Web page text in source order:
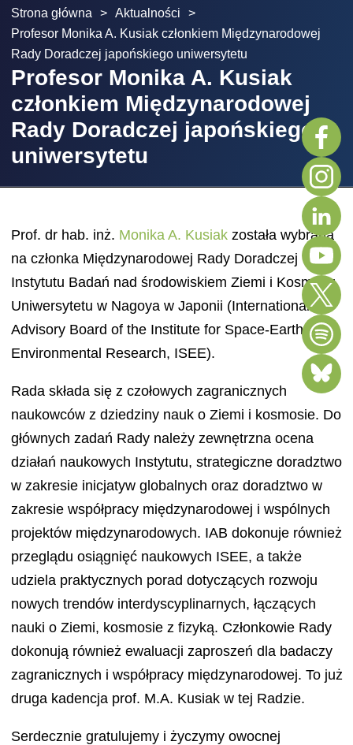
Strona główna > Aktualności
>
Profesor Monika A. Kusiak członkiem Międzynarodowej
Rady Doradczej japońskiego uniwersytetu
Profesor Monika A. Kusiak
członkiem Międzynarodowej
Rady Doradczej japońskiego
uniwersytetu
Prof. dr hab. inż. Monika A. Kusiakzostała wybrana
na członka Międzynarodowej Rady Doradczej
Instytutu Badań nad środowiskiem Ziemi i Kosmosu
Uniwersytetu w Nagoya w Japonii (International
Advisory Board of the Institute for Space-Earth
Environmental Research, ISEE).
Rada składa się z czołowych zagranicznych
naukowców z dziedziny nauk o Ziemi i kosmosie. Do
głównych zadań Rady należy zewnętrzna ocena
działań naukowych Instytutu, strategiczne doradztwo
w zakresie inicjatyw globalnych oraz doradztwo w
zakresie współpracy międzynarodowej i wspólnych
projektów międzynarodowych. IAB dokonuje również
przeglądu osiągnięć naukowych ISEE, a także
udziela praktycznych porad dotyczących rozwoju
nowych trendów interdyscyplinarnych, łączących
nauki o Ziemi, kosmosie z fizyką. Członkowie Rady
dokonują również ewaluacji zaproszeń dla badaczy
zagranicznych i współpracy międzynarodowej. To już
druga kadencja prof. M.A. Kusiak w tej Radzie.
Serdecznie gratulujemy i życzymy owocnej